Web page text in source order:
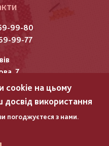
99-80
99-77
7
"Мережка"
2025
cookie на цьому
використання
погоджуєтеся з нами.